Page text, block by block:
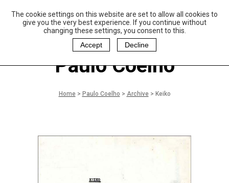
The cookie settings on this website are set to allow all cookies to
give you the very best experience. If you continue without
changing these settings, you consent to this.
Accept
Decline
aulo Coelho and
Christina Oiticica
oundation
Paulo Coelho
Home> Paulo Coelho > Archive> Keiko